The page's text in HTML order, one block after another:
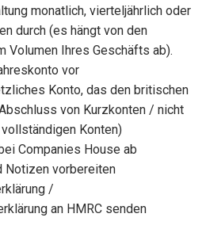
monatlich, vierteljährlich oder
durch (es hängt von den
Volumen Ihres Geschäfts ab).
vor
Konto, das den britischen
von Kurzkonten / nicht
Konten)
Companies House ab
Notizen vorbereiten
/
an HMRC senden